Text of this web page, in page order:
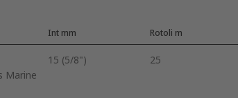
Int mm Rotoli m
Marine
15 (5/8") 25